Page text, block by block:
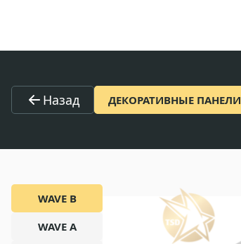
Назад ДЕКОРАТИВНЫЕ ПАНЕЛИ
WAVE B
WAVE A